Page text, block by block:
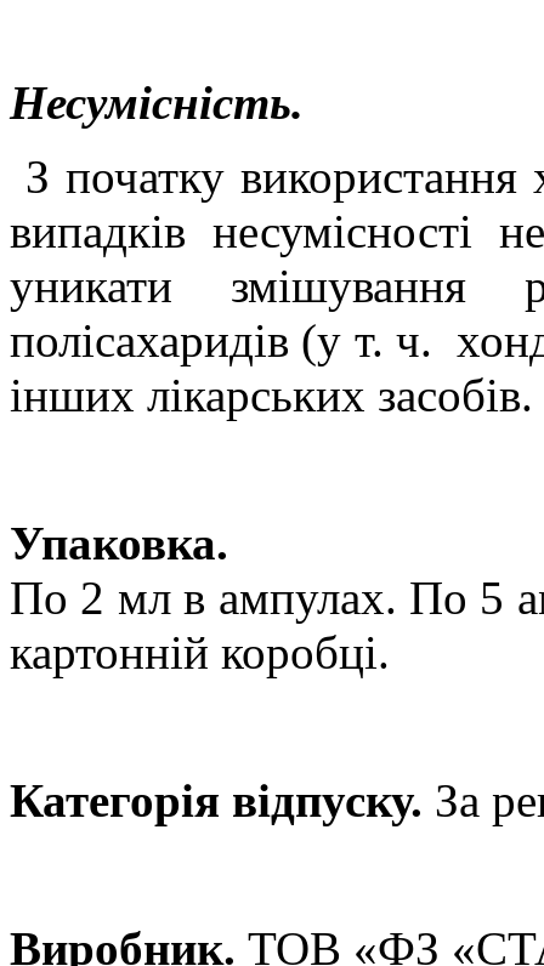
Несумісність.
З початку
випадків несумісності
уникати змішування
полісахаридів (у т. ч.
інших лікарських засобів.
Упаковка.
По 2 мл в ампулах. По 5
картонній коробці.
Категорія відпуску. За
Виробник. ТОВ «ФЗ